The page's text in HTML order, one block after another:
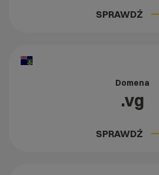
SPRAWDŹ
Domena
.vg
SPRAWDŹ